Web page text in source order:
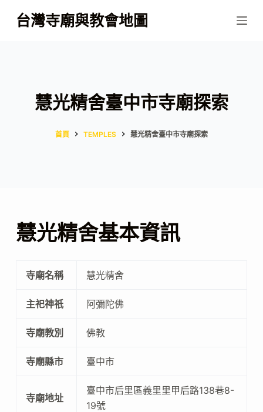
跳
至
台灣寺廟與教會地圖
慧光精舍臺中市寺廟探索
首頁 TEMPLES 慧光精舍臺中市寺廟探索
慧光精舍基本資訊
寺廟名稱 慧光精舍
主祀神祇 阿彌陀佛
寺廟教別 佛教
寺廟縣市 臺中市
寺廟地址
臺中市后里區義里里甲后路138巷8-
19號